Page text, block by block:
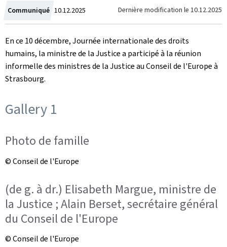
Communiqué Crée
le
10.12.2025 Dernière modification le 10.12.2025
En ce 10 décembre, Journée internationale des droits
humains, la ministre de la Justice a participé à la réunion
informelle des ministres de la Justice au Conseil de l'Europe à
Strasbourg.
Gallery 1
Photo de famille
© Conseil de l'Europe
(de g. à dr.) Elisabeth Margue, ministre de
la Justice ; Alain Berset, secrétaire général
du Conseil de l'Europe
© Conseil de l'Europe